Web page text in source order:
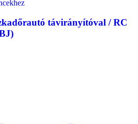
távirányítóval / RC